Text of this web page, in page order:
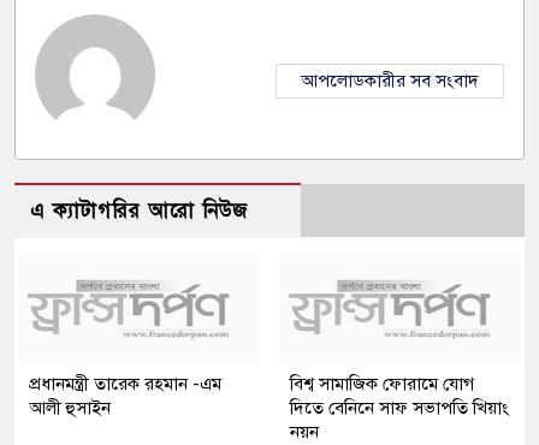
আপলোডকারীর সব সংবাদ
এ ক্যাটাগরির আরো নিউজ
প্রধানমন্ত্রী তারেক রহমান -এম
আলী হুসাইন
বিশ্ব সামাজিক ফোরামে যোগ
দিতে বেনিনে সাফ সভাপতি খিয়াং
নয়ন